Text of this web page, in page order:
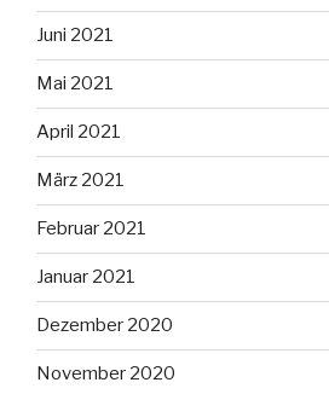
Juni 2021
Mai 2021
April 2021
März 2021
Februar 2021
Januar 2021
Dezember 2020
November 2020